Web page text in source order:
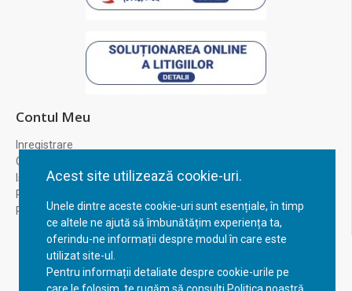
Acest site utilizează cookie-uri.
Unele dintre aceste cookie-uri sunt esențiale, în timp
ce altele ne ajută să îmbunătățim experiența ta,
oferindu-ne informații despre modul în care este
utilizat site-ul.
Pentru informații detaliate despre cookie-urile pe
Contul Meu
Inregistrare
Contul meu
Istoric comenzi
Recuperare parola
Returnare produs